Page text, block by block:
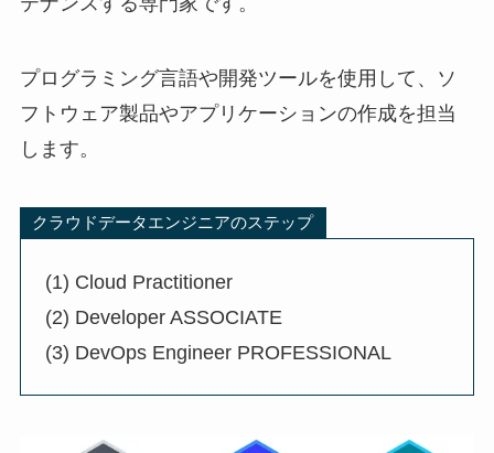
プログラミング言語や開発ツールを使用して、ソ
フトウェア製品やアプリケーションの作成を担当
します。
クラウドデータエンジニアのステップ
(1) Cloud Practitioner
(2) Developer ASSOCIATE
(3) DevOps Engineer PROFESSIONAL